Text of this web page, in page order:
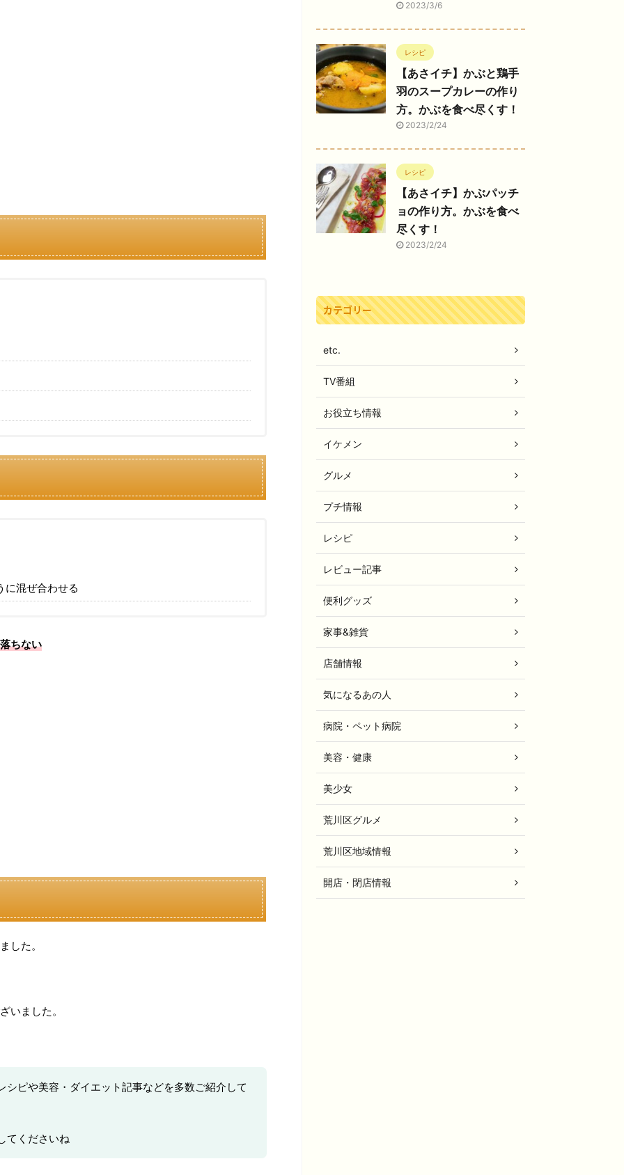
に混ぜ合わせる
ちない
した。
いました。
シピや美容・ダイエット記事などを多数ご紹介して
てくださいね
2023/3/6
レシピ
【あさイチ】かぶと鶏手
羽のスープカレーの作り
方。かぶを食べ尽くす！
2023/2/24
レシピ
【あさイチ】かぶパッチ
ョの作り方。かぶを食べ
尽くす！
2023/2/24
カテゴリー
etc.
TV番組
お役立ち情報
イケメン
グルメ
プチ情報
レシピ
レビュー記事
便利グッズ
家事&雑貨
店舗情報
気になるあの人
病院・ペット病院
美容・健康
美少女
荒川区グルメ
荒川区地域情報
開店・閉店情報